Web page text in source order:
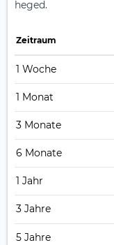
heged.
Zeit­raum
1 Woche
1 Monat
3 Monate
6 Monate
1 Jahr
3 Jahre
5 Jahre